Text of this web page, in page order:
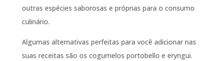
outras espécies saborosas e próprias para o consumo
culinário.
Algumas alternativas perfeitas para você adicionar nas
suas receitas são os cogumelos portobello e eryngui.